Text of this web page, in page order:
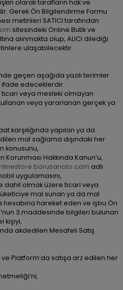
olarak tarafların hak ve
Gerek Ön Bilgilendirme Formu
metinleri SATICI tarafından
sitesindeki Online Butik ve
alınmakta olup, ALICI dilediği
ulaşabilecektir.
geçen aşağıda yazılı terimler
ifade edeceklerdir.
ticari veya mesleki olmayan
veya yararlanan gerçek ya
karşılığında yapılan ya da
mal sağlama dışındaki her
konusunu,
Korunması Hakkında Kanun’u,
adlı
uygulamasını,
dahil olmak üzere ticari veya
mal sunan ya da mal
hesabına hareket eden ve işbu Ön
3.maddesinde bilgileri bulunan
kişiyi,
akdedilen Mesafeli Satış
Platform’da satışa arz edilen her